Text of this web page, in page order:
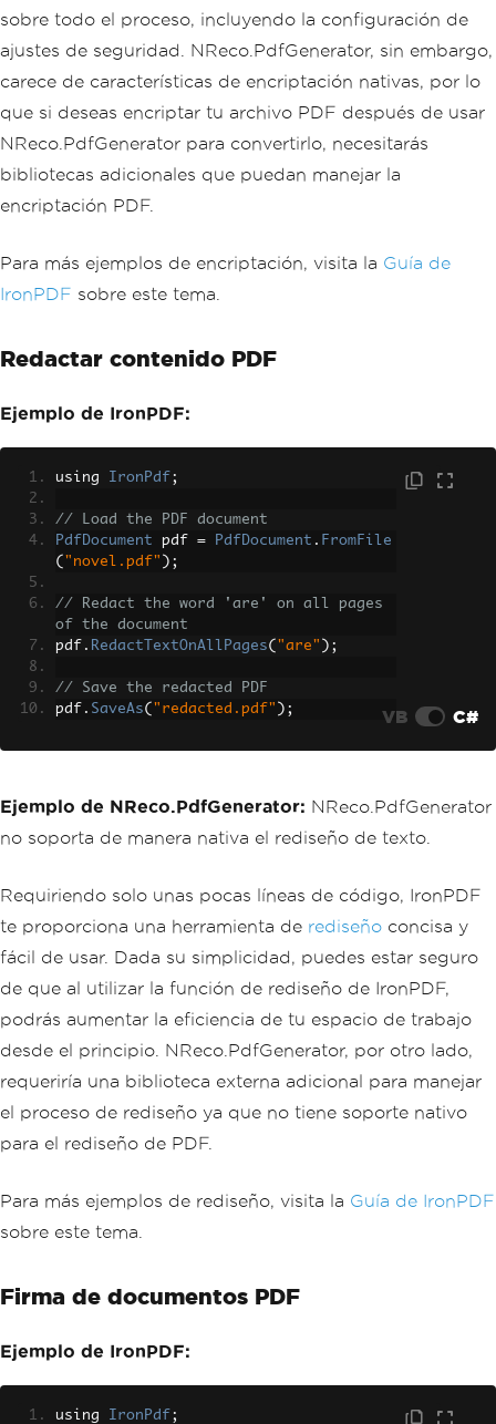
llPrintRights
// Change or set the document encrypti
on password
Password "my-password"
pdf.SaveAs("secured.pdf");
sobre todo el proceso, incluyendo la configuración de
ajustes de seguridad. NReco.PdfGenerator, sin embargo,
carece de características de encriptación nativas, por lo
que si deseas encriptar tu archivo PDF después de usar
NReco.PdfGenerator para convertirlo, necesitarás
bibliotecas adicionales que puedan manejar la
encriptación PDF.
Para más ejemplos de encriptación, visita la Guía de
IronPDF sobre este tema.
Redactar contenido PDF
Ejemplo de IronPDF:
using IronPdf ;
// Load the PDF document
PdfDocument pdf = PdfDocument . FromFile
( "novel.pdf" );
// Redact the word 'are' on all pages
of the document
pdf . RedactTextOnAllPages( "are" );
// Save the redacted PDF
pdf . SaveAs( "redacted.pdf" ); VB C#
Ejemplo de NReco.PdfGenerator: NReco.PdfGenerator
no soporta de manera nativa el rediseño de texto.
Requiriendo solo unas pocas líneas de código, IronPDF
te proporciona una herramienta de rediseño concisa y
fácil de usar. Dada su simplicidad, puedes estar seguro
de que al utilizar la función de rediseño de IronPDF,
podrás aumentar la eficiencia de tu espacio de trabajo
desde el principio. NReco.PdfGenerator, por otro lado,
requeriría una biblioteca externa adicional para manejar
el proceso de rediseño ya que no tiene soporte nativo
para el rediseño de PDF.
Para más ejemplos de rediseño, visita la Guía de IronPDF
sobre este tema.
Firma de documentos PDF
Ejemplo de IronPDF:
using IronPdf ;